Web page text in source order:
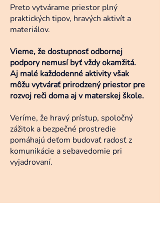
Preto vytvárame priestor plný
praktických tipov, hravých aktivít a
materiálov.
Vieme, že dostupnosť odbornej
podpory nemusí byť vždy okamžitá.
Aj malé každodenné aktivity však
môžu vytvárať prirodzený priestor pre
rozvoj reči doma aj v materskej škole.
Veríme, že hravý prístup, spoločný
zážitok a bezpečné prostredie
pomáhajú deťom budovať radosť z
komunikácie a sebavedomie pri
vyjadrovaní.